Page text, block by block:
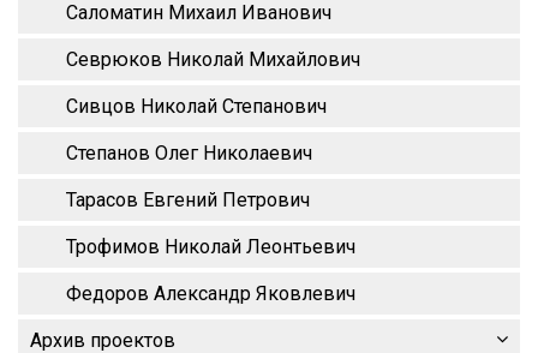
Саломатин Михаил Иванович
Севрюков Николай Михайлович
Сивцов Николай Степанович
Степанов Олег Николаевич
Тарасов Евгений Петрович
Трофимов Николай Леонтьевич
Федоров Александр Яковлевич
Архив проектов